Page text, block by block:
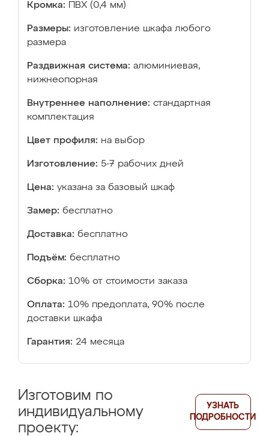
Кромка: ПВХ (0,4 мм)
Размеры: изготовление шкафа любого
размера
Раздвижная система: алюминиевая,
нижнеопорная
Внутреннее наполнение: стандартная
комплектация
Цвет профиля: на выбор
Изготовление: 5-7 рабочих дней
Цена: указана за базовый шкаф
Замер: бесплатно
Доставка: бесплатно
Подъём: бесплатно
Сборка: 10% от стоимости заказа
Оплата: 10% предоплата, 90% после
доставки шкафа
Гарантия: 24 месяца
Изготовим по
индивидуальному
проекту:
УЗНАТЬ
ПОДРОБНОСТИ